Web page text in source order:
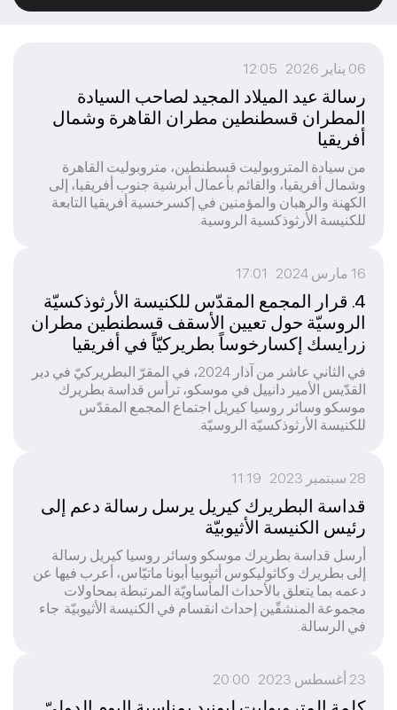
06 يناير 2026 12:05
رسالة عيد الميلاد المجيد لصاحب السيادة
المطران قسطنطين مطران القاهرة وشمال
أفريقيا
من سيادة المتروبوليت قسطنطين، متروبوليت القاهرة
وشمال أفريقيا، والقائم بأعمال أبرشية جنوب أفريقيا، إلى
الكهنة والرهبان والمؤمنين في إكسرخسية أفريقيا التابعة
للكنيسة الأرثوذكسية الروسية.
16 مارس 2024 17:01
4. قرار المجمع المقدّس للكنيسة الأرثوذكسيّة
الروسيّة حول تعيين الأسقف قسطنطين مطران
زرايسك إكسارخوساً بطريركيّاً في أفريقيا
في الثاني عاشر من آذار 2024، في المقرّ البطريركيّ في دير
القدّيس الأمير دانييل في موسكو، ترأس قداسة بطريرك
موسكو وسائر روسيا كيريل اجتماع المجمع المقدّس
للكنيسة الأرثوذكسيّة الروسيّة.
28 سبتمبر 2023 11:19
قداسة البطريرك كيريل يرسل رسالة دعم إلى
رئيس الكنيسة الأثيوبيّة
أرسل قداسة بطريرك موسكو وسائر روسيا كيريل رسالة
إلى بطريرك وكاثوليكوس أثيوبيا أبونا ماتيّاس، أعرب فيها عن
دعمه بما يتعلق بالأحداث المأساويّة المرتبطة بمحاولات
مجموعة المنشقّين إحداث انقسام في الكنيسة الأثيوبيّة. جاء
في الرسالة.
23 أغسطس 2023 20:00